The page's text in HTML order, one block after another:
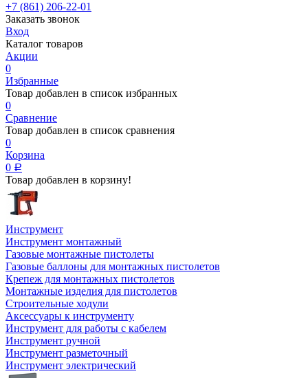
+7 (861) 206-22-01
Заказать звонок
Вход
Каталог товаров
Акции
0
Избранные
Товар добавлен в список избранных
0
Сравнение
Товар добавлен в список сравнения
0
Корзина
0 Р
Товар добавлен в корзину!
Инструмент
Инструмент монтажный
Газовые монтажные пистолеты
Газовые баллоны для монтажных пистолетов
Крепеж для монтажных пистолетов
Монтажные изделия для пистолетов
Строительные ходули
Аксессуары к инструменту
Инструмент для работы с кабелем
Инструмент ручной
Инструмент разметочный
Инструмент электрический